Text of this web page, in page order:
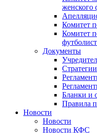
женского
Комитет
Комитет
Документы
Бланки и
Правила
Новости
Новости
Новости КФС